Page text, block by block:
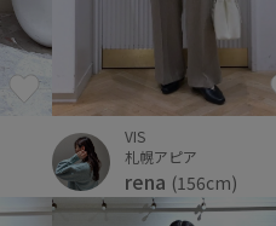
VIS
札幌アピア
rena (156cm)